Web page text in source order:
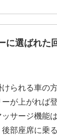
に選ばれた
られる車の
が上がれば
ッサージ機能
部座席に乗